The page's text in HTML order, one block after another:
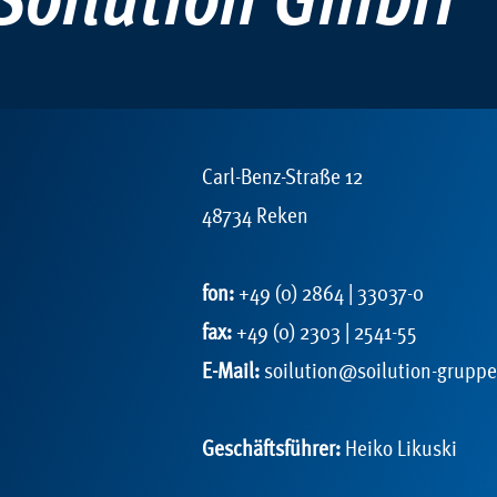
Carl-Benz-Straße 12
48734 Reken
fon: +49 (0) 2864 | 33037-0
fax: +49 (0) 2303 | 2541-55
E-Mail: soilution@soilution-
Geschäftsführer: Heiko Likuski